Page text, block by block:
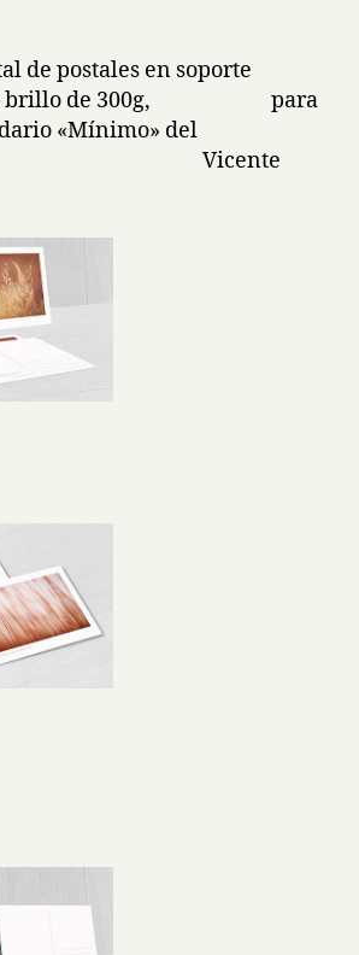
entrada
de postales en soporte
brillo de 300g, para
«Mínimo» del
Vicente